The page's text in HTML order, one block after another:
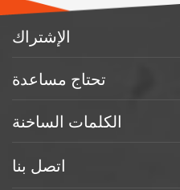
الإشتراك
تحتاج مساعدة
الكلمات الساخنة
اتصل بنا